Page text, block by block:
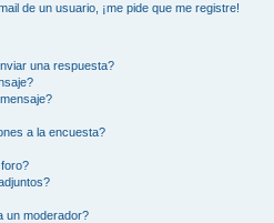
de un usuario, ¡me pide que me registre!
una respuesta?
a la encuesta?
un moderador?